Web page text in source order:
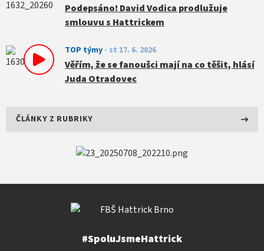
Podepsáno! David Vodica prodlužuje
smlouvu s Hattrickem
TOP týmy - st 17. 6. 2026
Věřím, že se fanoušci mají na co těšit, hlásí
Juda Otradovec
ČLÁNKY Z RUBRIKY
#SpoluJsmeHattrick